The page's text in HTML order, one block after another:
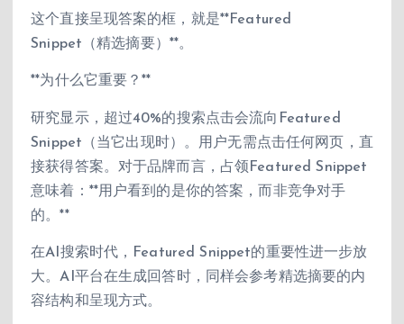
这个直接呈现答案的框，就是**Featured
Snippet（精选摘要）**。
**为什么它重要？**
研究显示，超过40%的搜索点击会流向Featured
Snippet（当它出现时）。用户无需点击任何网页，直
接获得答案。对于品牌而言，占领Featured Snippet
意味着：**用户看到的是你的答案，而非竞争对手
的。**
在AI搜索时代，Featured Snippet的重要性进一步放
大。AI平台在生成回答时，同样会参考精选摘要的内
容结构和呈现方式。